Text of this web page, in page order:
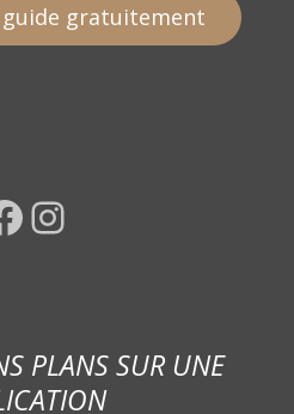
gratuitement
Instagram
PLANS SUR UNE